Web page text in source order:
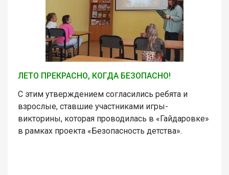
ЛЕТО ПРЕКРАСНО, КОГДА БЕЗОПАСНО!
С этим утверждением согласились ребята и
взрослые, ставшие участниками игры-
викторины, которая проводилась в «Гайдаровке»
в рамках проекта «Безопасность детства».